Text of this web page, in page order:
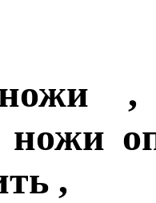
,
ножи
,